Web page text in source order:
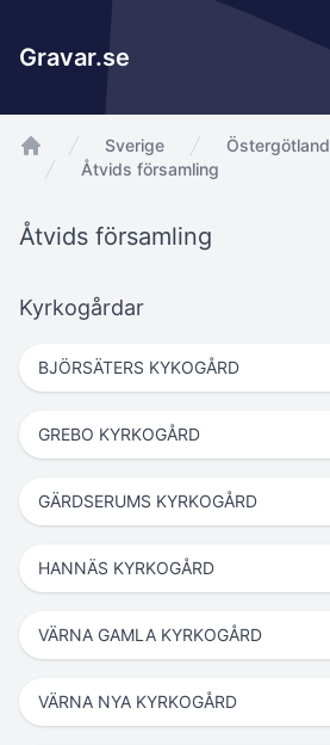
Gravar.se
app.Start
Sverige
Östergötland
Åtvids församling
Åtvids församling
Kyrkogårdar
BJÖRSÄTERS KYKOGÅRD
GREBO KYRKOGÅRD
GÄRDSERUMS KYRKOGÅRD
HANNÄS KYRKOGÅRD
VÄRNA GAMLA KYRKOGÅRD
VÄRNA NYA KYRKOGÅRD